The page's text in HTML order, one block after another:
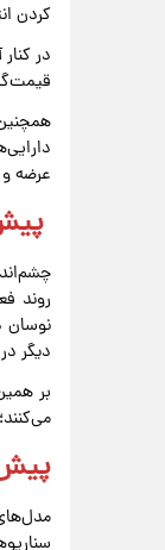
کردن
در
عرضه
روند
نوسان
دیگر